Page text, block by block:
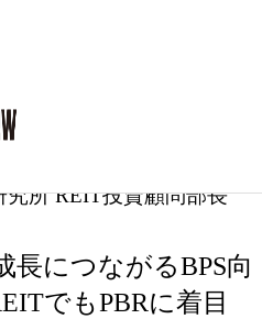
所 REIT投資顧問部長
長につながるBPS向
でもPBRに着目